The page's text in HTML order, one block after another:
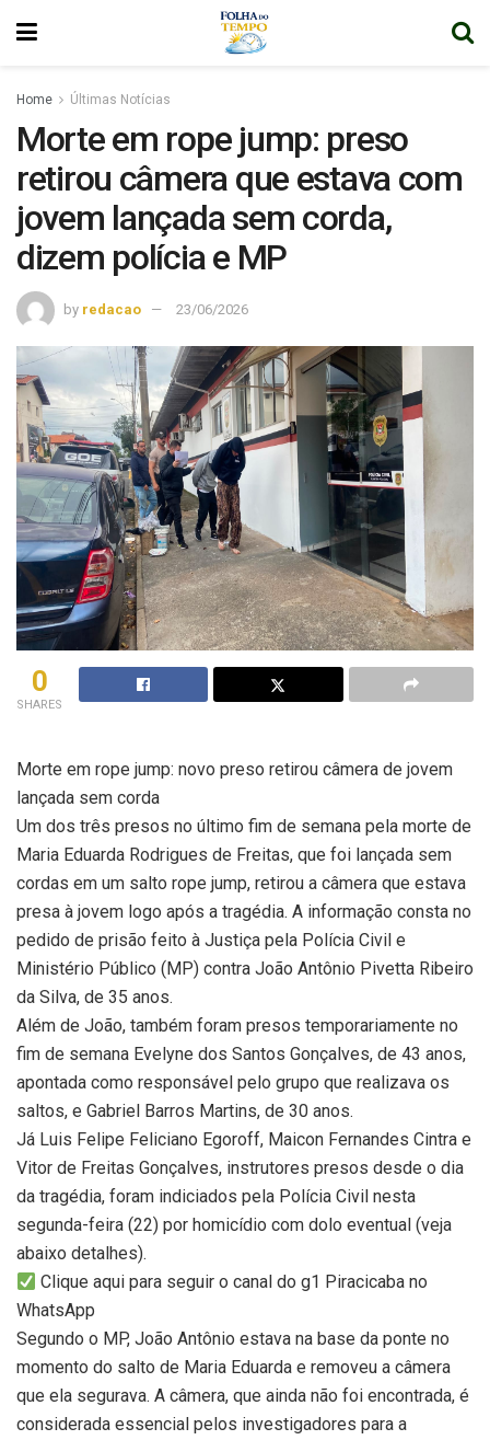
Home Últimas Notícias
Morte em rope jump: preso
retirou câmera que estava com
jovem lançada sem corda,
dizem polícia e MP
by redacao 23/06/2026
0
SHARES
Morte em rope jump: novo preso retirou câmera de jovem
lançada sem corda
Um dos três presos no último fim de semana pela morte de
Maria Eduarda Rodrigues de Freitas, que foi lançada sem
cordas em um salto rope jump, retirou a câmera que estava
presa à jovem logo após a tragédia. A informação consta no
pedido de prisão feito à Justiça pela Polícia Civil e
Ministério Público (MP) contra João Antônio Pivetta Ribeiro
da Silva, de 35 anos.
Além de João, também foram presos temporariamente no
fim de semana Evelyne dos Santos Gonçalves, de 43 anos,
apontada como responsável pelo grupo que realizava os
saltos, e Gabriel Barros Martins, de 30 anos.
Já Luis Felipe Feliciano Egoroff, Maicon Fernandes Cintra e
Vitor de Freitas Gonçalves, instrutores presos desde o dia
da tragédia, foram indiciados pela Polícia Civil nesta
segunda-feira (22) por homicídio com dolo eventual (veja
abaixo detalhes).
Clique aqui para seguir o canal do g1 Piracicaba no
WhatsApp
Segundo o MP, João Antônio estava na base da ponte no
momento do salto de Maria Eduarda e removeu a câmera
que ela segurava. A câmera, que ainda não foi encontrada, é
considerada essencial pelos investigadores para a